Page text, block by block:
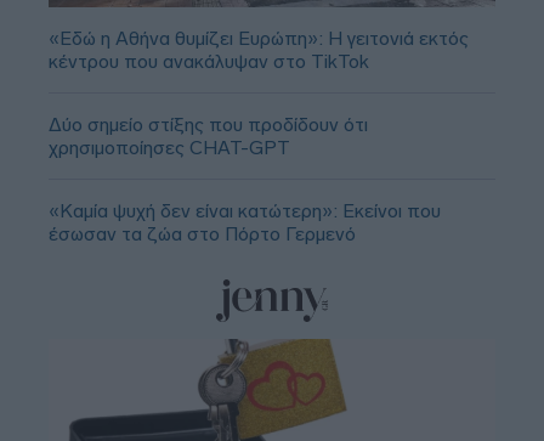
«Εδώ η Αθήνα θυμίζει Ευρώπη»: H γειτονιά εκτός
κέντρου που ανακάλυψαν στο TikTok
Δύο σημείο στίξης που προδίδουν ότι
χρησιμοποίησες CHAT-GPT
«Καμία ψυχή δεν είναι κατώτερη»: Εκείνοι που
έσωσαν τα ζώα στο Πόρτο Γερμενό